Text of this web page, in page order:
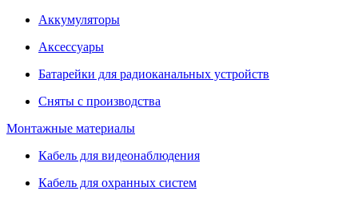
Аккумуляторы
Аксессуары
Батарейки для радиоканальных устройств
Сняты с производства
Монтажные материалы
Кабель для видеонаблюдения
Кабель для охранных систем